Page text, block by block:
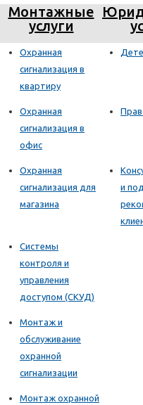
Монтажные
услуги
Охранная
сигнализация в
квартиру
Охранная
сигнализация в
офис
Охранная
сигнализация для
магазина
и
Системы
контроля и
управления
доступом (СКУД)
Монтаж и
обслуживание
охранной
сигнализации
Монтаж охранной